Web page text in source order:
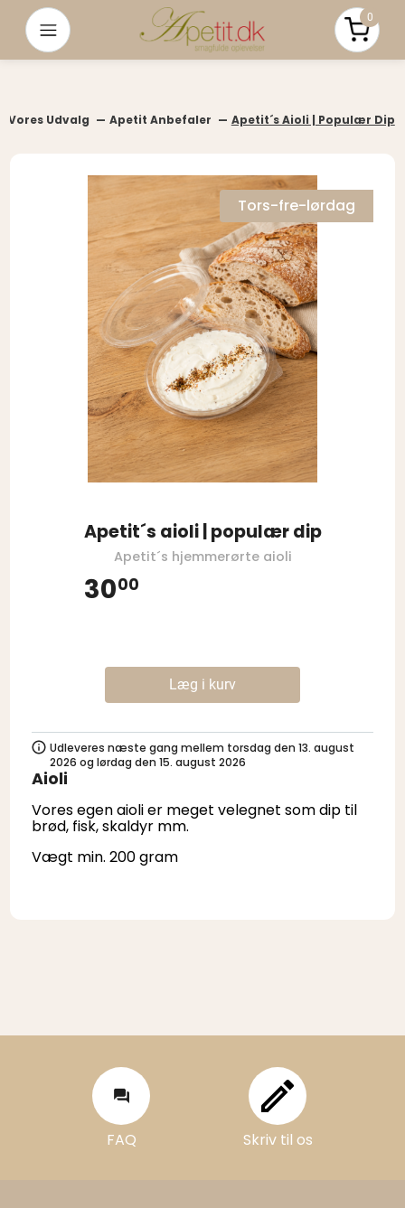
Menu Pris i
0
Apetit´s Aioli | Populær Dip
Tors-fre-lørdag
Apetit´s aioli | populær dip
Apetit´s hjemmerørte aioli
3000
Læg i kurv
Udleveres næste gang mellem torsdag den 13. august
2026 og lørdag den 15. august 2026
Aioli
Vores egen aioli er meget velegnet som dip til
brød, fisk, skaldyr mm.
Vægt min. 200 gram
FAQ
FAQ
Skriv til os
Skriv til os